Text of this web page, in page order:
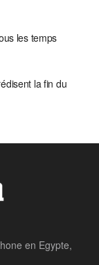
les temps
la fin du
en Egypte,